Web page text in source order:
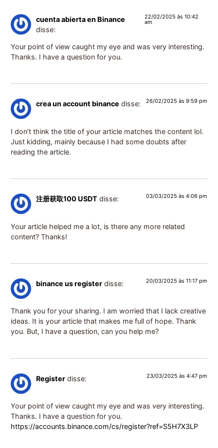
cuenta abierta en Binance
disse:
22/02/2025 às 10:42
am
Your point of view caught my eye and was very interesting.
Thanks. I have a question for you.
crea un account binance disse: 26/02/2025 às 9:59 pm
I don’t think the title of your article matches the content lol.
Just kidding, mainly because I had some doubts after
reading the article.
注册获取100 USDT disse: 03/03/2025 às 4:06 pm
Your article helped me a lot, is there any more related
content? Thanks!
binance us register disse: 20/03/2025 às 11:17 pm
Thank you for your sharing. I am worried that I lack creative
ideas. It is your article that makes me full of hope. Thank
you. But, I have a question, can you help me?
Register disse: 23/03/2025 às 4:47 pm
Your point of view caught my eye and was very interesting.
Thanks. I have a question for you.
https://accounts.binance.com/cs/register?ref=S5H7X3LP